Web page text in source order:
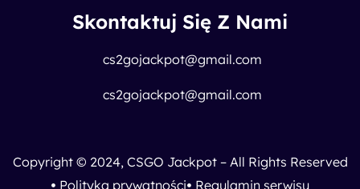
Skontaktuj Się Z Nami
cs2gojackpot@gmail.com
cs2gojackpot@gmail.com
Copyright © 2024, CSGO Jackpot – All Rights Reserved
Polityka prywatności
Regulamin serwisu